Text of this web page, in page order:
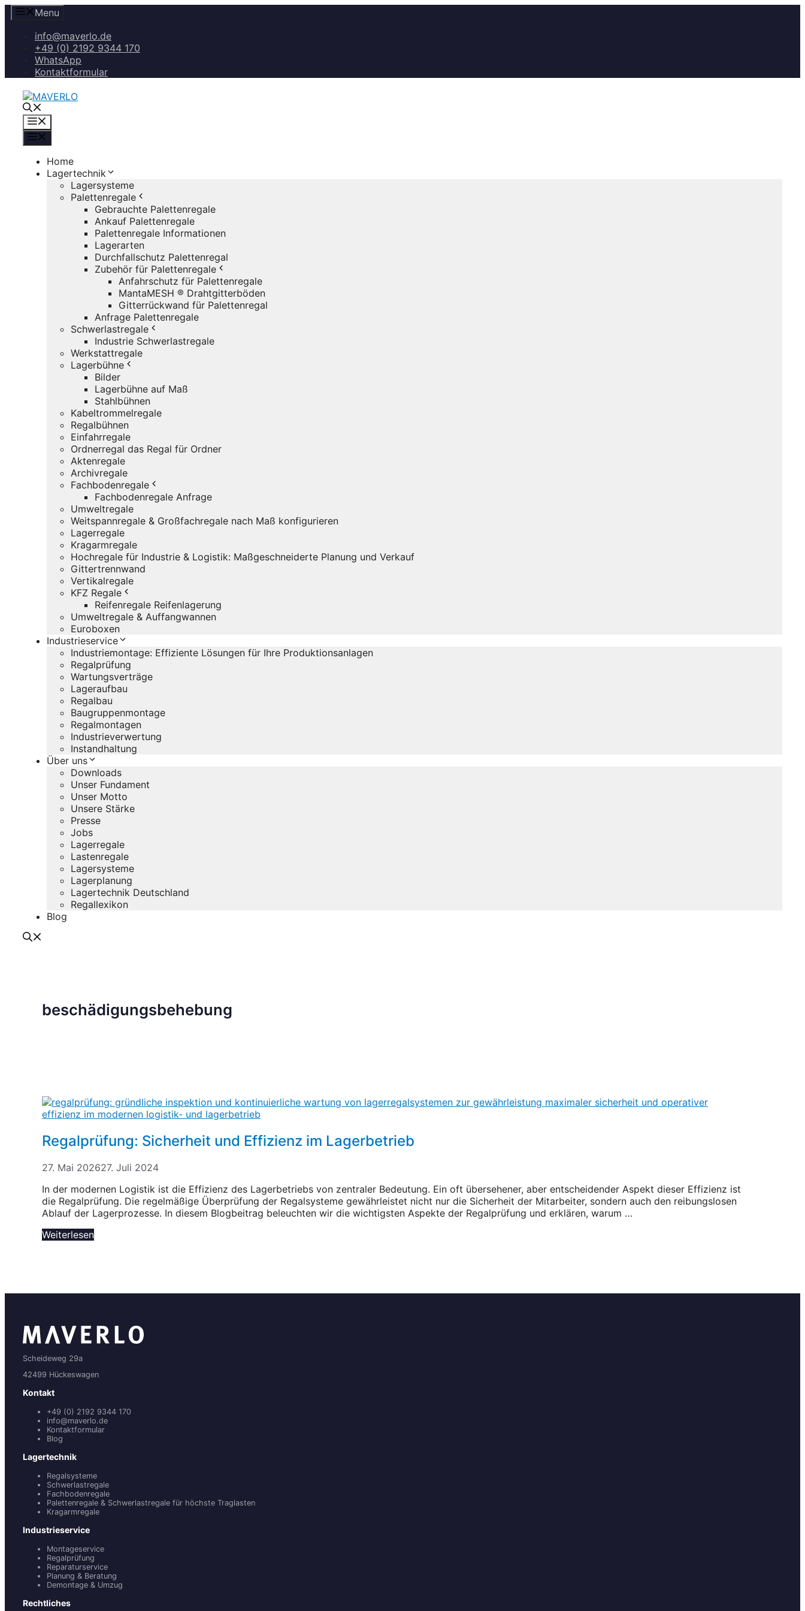
Zum
Inhalt
springen
Menu
info@maverlo.de
+49 (0) 2192 9344 170
WhatsApp
Kontaktformular
Home
Lagertechnik
Lagersysteme
Palettenregale
Gebrauchte Palettenregale
Ankauf Palettenregale
Palettenregale Informationen
Lagerarten
Durchfallschutz Palettenregal
Zubehör für Palettenregale
Anfahrschutz für Palettenregale
MantaMESH ® Drahtgitterböden
Gitterrückwand für Palettenregal
Anfrage Palettenregale
Schwerlastregale
Industrie Schwerlastregale
Werkstattregale
Lagerbühne
Bilder
Lagerbühne auf Maß
Stahlbühnen
Kabeltrommelregale
Regalbühnen
Einfahrregale
Ordnerregal das Regal für Ordner
Aktenregale
Archivregale
Fachbodenregale
Fachbodenregale Anfrage
Umweltregale
Weitspannregale & Großfachregale nach Maß konfigurieren
Lagerregale
Kragarmregale
Hochregale für Industrie & Logistik: Maßgeschneiderte Planung und Verkauf
Gittertrennwand
Vertikalregale
KFZ Regale
Reifenregale Reifenlagerung
Umweltregale & Auffangwannen
Euroboxen
Industrieservice
Industriemontage: Effiziente Lösungen für Ihre Produktionsanlagen
Regalprüfung
Wartungsverträge
Lageraufbau
Regalbau
Baugruppenmontage
Regalmontagen
Industrieverwertung
Instandhaltung
Über uns
Downloads
Unser Fundament
Unser Motto
Unsere Stärke
Presse
Jobs
Lagerregale
Lastenregale
Lagersysteme
Lagerplanung
Lagertechnik Deutschland
Regallexikon
Blog
beschädigungsbehebung
Regalprüfung: Sicherheit und Effizienz im Lagerbetrieb
27. Mai 202627. Juli 2024
In der modernen Logistik ist die Effizienz des Lagerbetriebs von zentraler Bedeutung. Ein oft übersehener, aber entscheidender Aspekt dieser Effizienz ist
die Regalprüfung. Die regelmäßige Überprüfung der Regalsysteme gewährleistet nicht nur die Sicherheit der Mitarbeiter, sondern auch den reibungslosen
Ablauf der Lagerprozesse. In diesem Blogbeitrag beleuchten wir die wichtigsten Aspekte der Regalprüfung und erklären, warum …
Weiterlesen
Scheideweg 29a
42499 Hückeswagen
Kontakt
+49 (0) 2192 9344 170
info@maverlo.de
Kontaktformular
Blog
Lagertechnik
Regalsysteme
Schwerlastregale
Fachbodenregale
Palettenregale & Schwerlastregale für höchste Traglasten
Kragarmregale
Industrieservice
Montageservice
Regalprüfung
Reparaturservice
Planung & Beratung
Demontage & Umzug
Rechtliches